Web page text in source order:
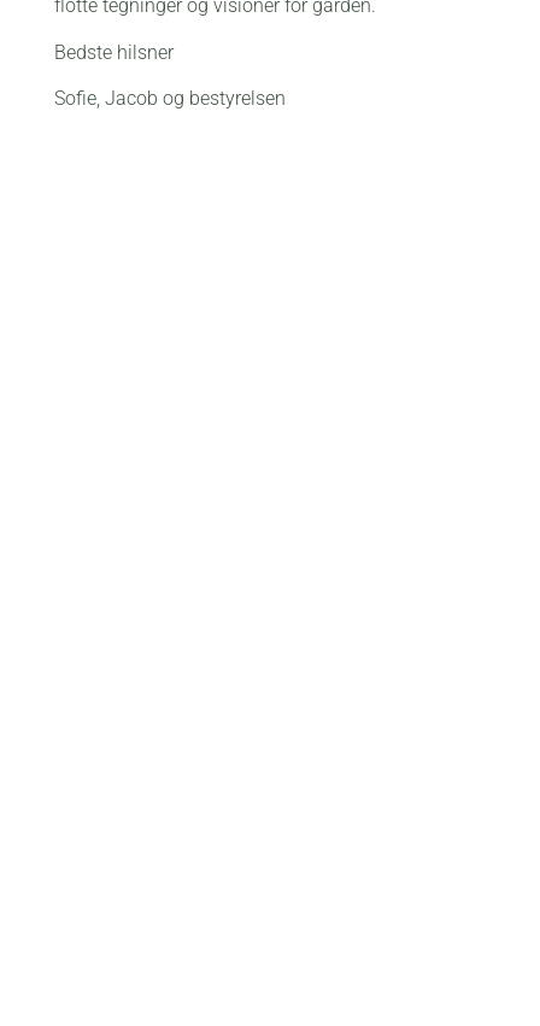
flotte tegninger og visioner for gården.
Bedste hilsner
Sofie, Jacob og bestyrelsen